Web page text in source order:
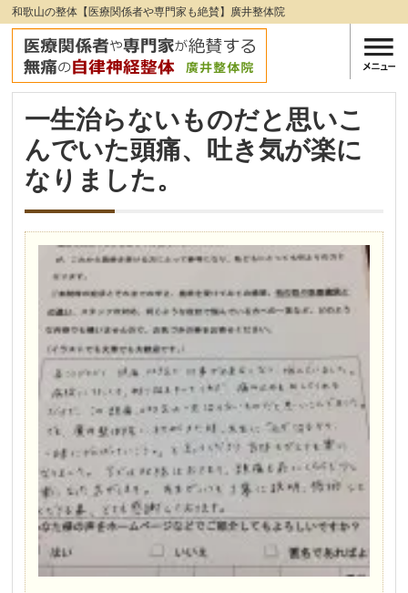
和歌山の整体【医療関係者や専門家も絶賛】廣井整体院
一生治らないものだと思いこ
んでいた頭痛、吐き気が楽に
なりました。